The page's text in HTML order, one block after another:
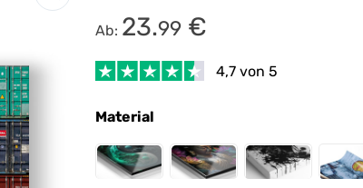
Ab: 23.99 €
4,7 von 5
Material